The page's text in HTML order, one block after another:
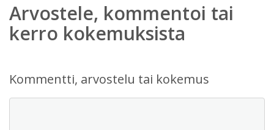
Arvostele, kommentoi tai
kerro kokemuksista
Kommentti, arvostelu tai kokemus